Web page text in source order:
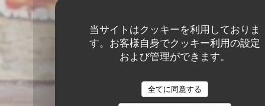
当サイトはクッキーを利用しておりま
す。お客様自身でクッキー利用の設定
および管理ができます。
全てに同意する